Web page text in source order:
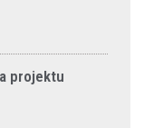
projektu